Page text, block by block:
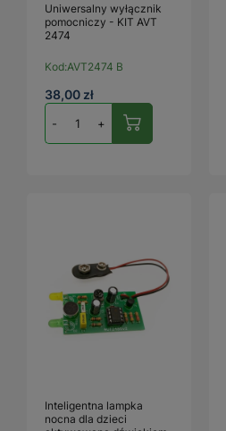
Uniwersalny wyłącznik
pomocniczy - KIT AVT
2474
Kod:AVT2474 B
38,00 zł
- +
Inteligentna lampka
nocna dla dzieci